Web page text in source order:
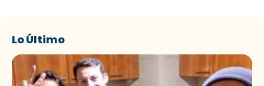
Lo Último